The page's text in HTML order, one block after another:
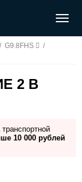
/ G9.8FHS
/
2 В
10 000 рублей